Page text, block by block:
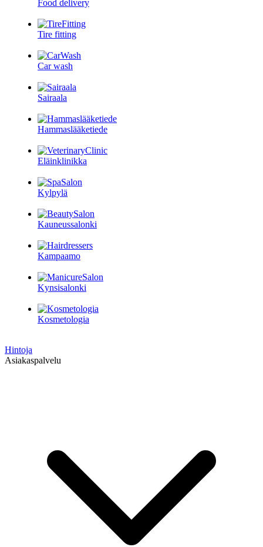
Food delivery
Tire fitting
Car wash
Sairaala
Hammaslääketiede
Eläinklinikka
Kylpylä
Kauneussalonki
Kampaamo
Kynsisalonki
Kosmetologia
Hintoja
Asiakaspalvelu